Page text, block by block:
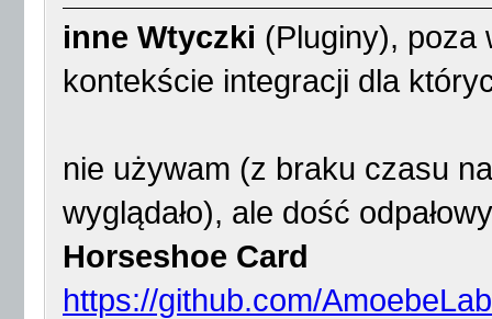
inne Wtyczki (Pluginy), poza
kontekście integracji dla
nie używam (z braku czasu
wyglądało), ale dość
Horseshoe Card
https://github.com/